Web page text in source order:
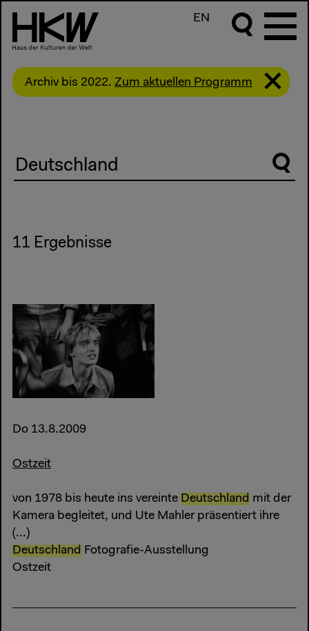
EN
Archiv bis 2022. Zum aktuellen Programm
Suche
11 Ergebnisse
Do 13.8.2009
Ostzeit
von 1978 bis heute ins vereinte Deutschland mit der
Kamera begleitet, und Ute Mahler präsentiert ihre
(...)
Deutschland Fotografie-Ausstellung
Ostzeit